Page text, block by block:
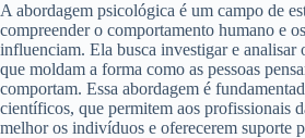
A abordagem psicológica é um campo de
compreender o comportamento humano e
influenciam. Ela busca investigar e analisar
que moldam a forma como as pessoas
comportam. Essa abordagem é
científicos, que permitem aos profissionais
melhor os indivíduos e oferecerem suporte